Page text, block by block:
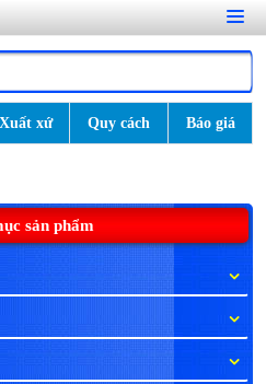
sản phẩm
Xuất xứ Quy cách Báo giá